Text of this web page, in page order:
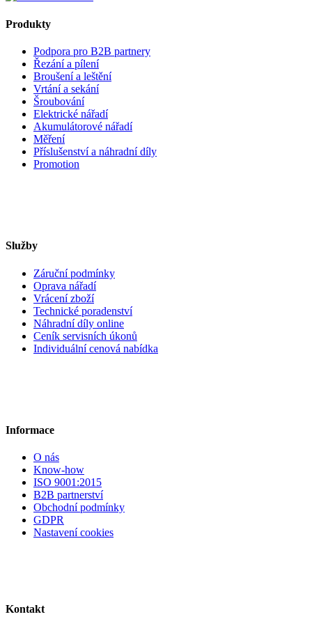
Produkty
Podpora pro B2B partnery
Řezání a pílení
Broušení a leštění
Vrtání a sekání
Šroubování
Elektrické nářadí
Akumulátorové nářadí
Měření
Příslušenství a náhradní díly
Promotion
Služby
Záruční podmínky
Oprava nářadí
Vrácení zboží
Technické poradenství
Náhradní díly online
Ceník servisních úkonů
Individuální cenová nabídka
Informace
O nás
Know-how
ISO 9001:2015
B2B partnerství
Obchodní podmínky
GDPR
Nastavení cookies
Kontakt